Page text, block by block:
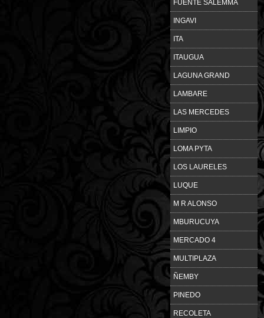
FUENTE SALEMMA
INGAVI
ITA
ITAUGUA
LAGUNA GRAND
LAMBARE
LAS MERCEDES
LIMPIO
LOMA PYTA
LOS LAURELES
LUQUE
M R ALONSO
MBURUCUYA
MERCADO 4
MULTIPLAZA
ÑEMBY
PINEDO
RECOLETA